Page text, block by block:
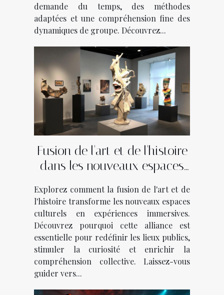
demande du temps, des méthodes
adaptées et une compréhension fine des
dynamiques de groupe. Découvrez...
Fusion de l'art et de l'histoire
dans les nouveaux espaces
Explorez comment la fusion de l'art et de
l'histoire transforme les nouveaux espaces
culturels en expériences immersives.
Découvrez pourquoi cette alliance est
essentielle pour redéfinir les lieux publics,
stimuler la curiosité et enrichir la
compréhension collective. Laissez-vous
guider vers...